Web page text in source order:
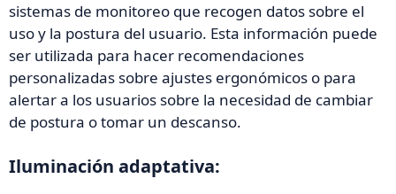
sistemas de monitoreo que recogen datos sobre el
uso y la postura del usuario. Esta información puede
ser utilizada para hacer recomendaciones
personalizadas sobre ajustes ergonómicos o para
alertar a los usuarios sobre la necesidad de cambiar
de postura o tomar un descanso.
Iluminación adaptativa: